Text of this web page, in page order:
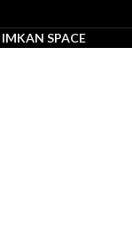
IMKAN SPACE